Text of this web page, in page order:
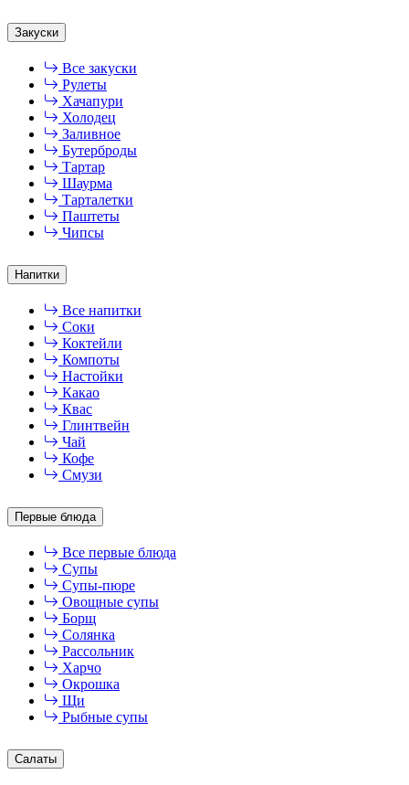
Закуски
Все закуски
Рулеты
Хачапури
Холодец
Заливное
Бутерброды
Тартар
Шаурма
Тарталетки
Паштеты
Чипсы
Напитки
Все напитки
Соки
Коктейли
Компоты
Настойки
Какао
Квас
Глинтвейн
Чай
Кофе
Смузи
Первые блюда
Все первые блюда
Супы
Супы-пюре
Овощные супы
Борщ
Солянка
Рассольник
Харчо
Окрошка
Щи
Рыбные супы
Салаты